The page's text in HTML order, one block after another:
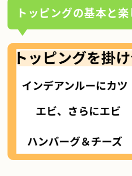
トッピングの基本と